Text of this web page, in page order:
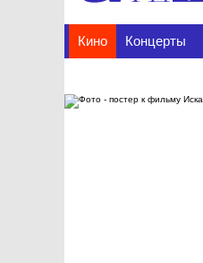
Кино Концерты